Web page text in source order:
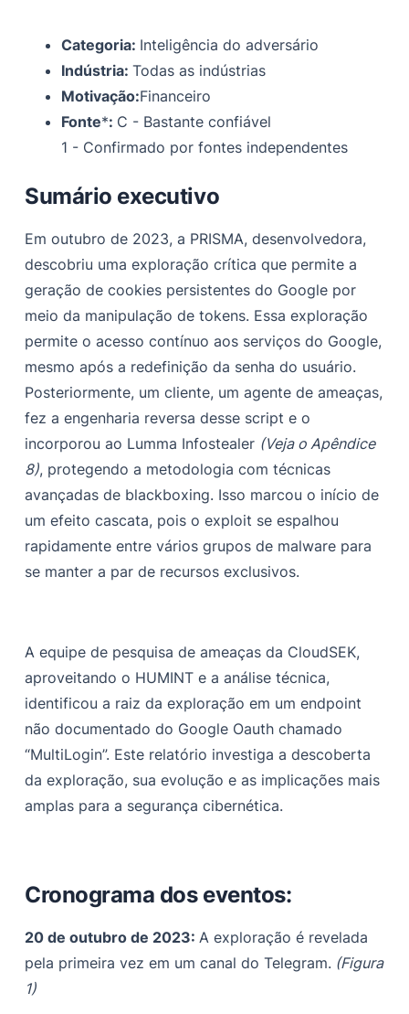
Informações do Post
Análise técnica
Scaling from zero - Como os malwares estão
exfiltrando os segredos necessários
Táticas intrincadas dos agentes de ameaças
‍Sofisticação na técnica de exploração
Etapas provisórias de remediação
Qual é a natureza da exploração envolvendo contas do
Alterar sua senha protege sua conta contra esse
exploit?
Os usuários podem revogar o acesso se a conta for
comprometida?
Essa é uma nova forma de ataque cibernético?
Conclusão
Referências
Apêndice
Categoria: Inteligência do adversário
Indústria:Todas as indústrias
Motivação:Financeiro
Fonte*: C - Bastante confiável
1 - Confirmado por fontes independentes
Sumário executivo
Em outubro de 2023, a PRISMA, desenvolvedora,
descobriu uma exploração crítica que permite a
geração de cookies persistentes do Google por
meio da manipulação de tokens. Essa exploração
permite o acesso contínuo aos serviços do Google,
mesmo após a redefinição da senha do usuário.
Posteriormente, um cliente, um agente de ameaças,
fez a engenharia reversa desse script e o
incorporou ao Lumma Infostealer (Veja o Apêndice
8), protegendo a metodologia com técnicas
avançadas de blackboxing. Isso marcou o início de
um efeito cascata, pois o exploit se espalhou
rapidamente entre vários grupos de malware para
se manter a par de recursos exclusivos.
A equipe de pesquisa de ameaças da CloudSEK,
aproveitando o HUMINT e a análise técnica,
identificou a raiz da exploração em um endpoint
não documentado do Google Oauth chamado
“MultiLogin”. Este relatório investiga a descoberta
da exploração, sua evolução e as implicações mais
amplas para a segurança cibernética.
Cronograma dos eventos:
20 de outubro de 2023:A exploração é revelada
pela primeira vez em um canal do Telegram. (Figura
1)